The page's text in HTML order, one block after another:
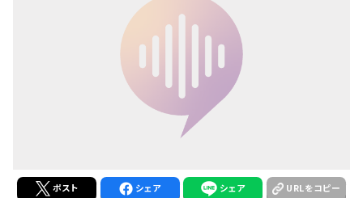
ポスト シェア シェア URLをコピー